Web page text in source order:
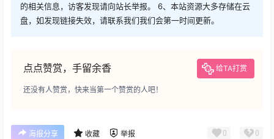
的相关信息，访客发现请向站长举报。 6、本站资源大多存储在云
盘，如发现链接失效，请联系我们我们会第一时间更新。
点点赞赏，手留余香 给TA打赏
还没有人赞赏，快来当第一个赞赏的人吧！
海报分享 收藏 举报 0 0